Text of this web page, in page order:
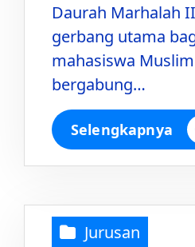
Daurah Marhalah
gerbang utama
mahasiswa
bergabung…
Selengkapnya
Jurusan